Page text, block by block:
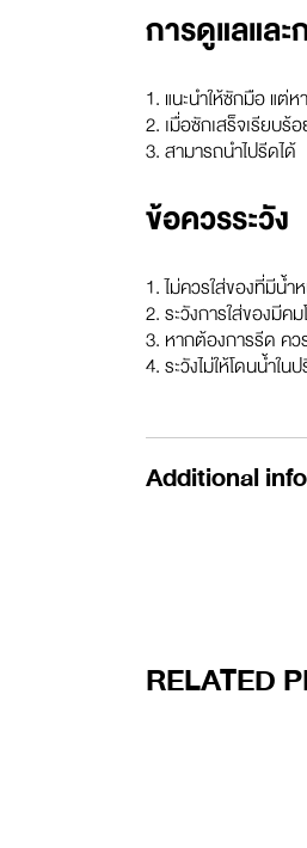
การดูแลและ
1. แนะนำให้ซักมือ แต่
2. เมื่อซักเสร็จเรียบร้
3. สามารถนำไปรีดได้
ข้อควรระวัง
1. ไม่ควรใส่ของที่มีน้ำ
2. ระวังการใส่ของมีค
3. หากต้องการรีด ค
4. ระวังไม่ให้โดนน้ำใ
Additional
RELATED